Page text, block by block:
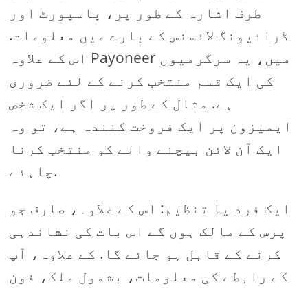
طرف اشارہ کے طور پر، پاسپورٹ اور
ڈرائیونگ لائسنس کے بارے میں معلومات.
اس کے علاوہ Payoneer میں، یہ سرگرمیوں
کی ایک قسم منتخب کرنے کے لئے ضروری
ہے. مثال کے طور پر اگر ایک شخص
ایمیزون پر ایک فروخت کنندہ ہے، تو وہ
ایک آن لائن بیچنے والے کو منتخب کرنا
چاہئے.
ایک فرد یا تنظیم: اس کے علاوہ، صارف جو
پرس کے مالک ہوں گے اس بات کی نشاندہی
کرنے کے قابل ہو جائے گا. کے علاوہ، آپ
کے رابطے کی معلومات، بشمول ملک، فون